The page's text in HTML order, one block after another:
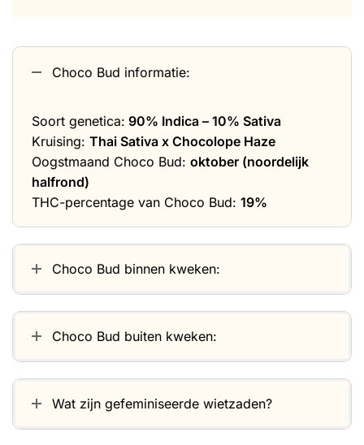
Choco Bud informatie:
Soort genetica: 90% Indica – 10% Sativa
Kruising: Thai Sativa x Chocolope Haze
Oogstmaand Choco Bud: oktober (noordelijk
halfrond)
THC-percentage van Choco Bud: 19%
Choco Bud binnen kweken:
Choco Bud buiten kweken:
Wat zijn gefeminiseerde wietzaden?